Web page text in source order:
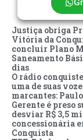
Justiça obriga
Vitória da
concluir Plano
Saneamento
dias
O rádio
uma de suas
marcantes:
Gerente é preso
desviar R$ 3,5
concessionária
Conquista